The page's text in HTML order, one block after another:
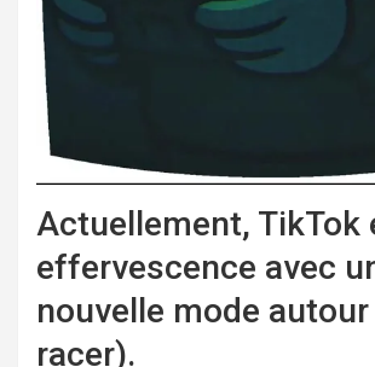
Actuellement, TikTok
effervescence avec
nouvelle mode
racer).